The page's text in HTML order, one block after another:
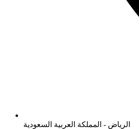
الرياض - المملكة العربية السعودية